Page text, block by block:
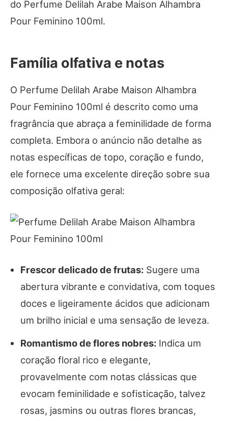
do Perfume Delilah Arabe Maison Alhambra
Pour Feminino 100ml.
Família olfativa e notas
O Perfume Delilah Arabe Maison Alhambra
Pour Feminino 100ml é descrito como uma
fragrância que abraça a feminilidade de forma
completa. Embora o anúncio não detalhe as
notas específicas de topo, coração e fundo,
ele fornece uma excelente direção sobre sua
composição olfativa geral:
Frescor delicado de frutas: Sugere uma
abertura vibrante e convidativa, com toques
doces e ligeiramente ácidos que adicionam
um brilho inicial e uma sensação de leveza.
Romantismo de flores nobres: Indica um
coração floral rico e elegante,
provavelmente com notas clássicas que
evocam feminilidade e sofisticação, talvez
rosas, jasmins ou outras flores brancas,